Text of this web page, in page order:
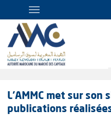
L’AMMC met sur
publications